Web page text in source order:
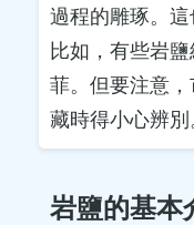
過程的雕琢。
比如，有些岩
菲。但要注意
藏時得小心辨別
岩鹽的基本